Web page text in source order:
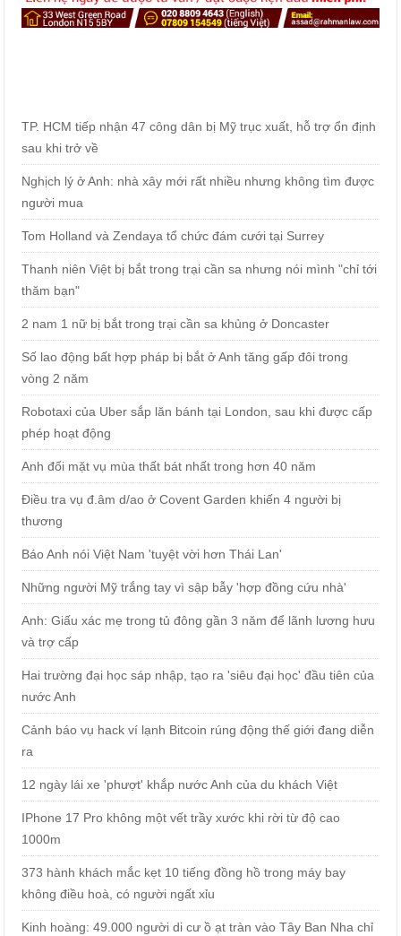
TP. HCM tiếp nhận 47 công dân bị Mỹ trục xuất, hỗ trợ ổn định
sau khi trở về
Nghịch lý ở Anh: nhà xây mới rất nhiều nhưng không tìm được
người mua
Tom Holland và Zendaya tổ chức đám cưới tại Surrey
Thanh niên Việt bị bắt trong trại cần sa nhưng nói mình "chỉ tới
thăm bạn"
2 nam 1 nữ bị bắt trong trại cần sa khủng ở Doncaster
Số lao động bất hợp pháp bị bắt ở Anh tăng gấp đôi trong
vòng 2 năm
Robotaxi của Uber sắp lăn bánh tại London, sau khi được cấp
phép hoạt động
Anh đối mặt vụ mùa thất bát nhất trong hơn 40 năm
Điều tra vụ đ.âm d/ao ở Covent Garden khiến 4 người bị
thương
Báo Anh nói Việt Nam 'tuyệt vời hơn Thái Lan'
Những người Mỹ trắng tay vì sập bẫy 'hợp đồng cứu nhà'
Anh: Giấu xác mẹ trong tủ đông gần 3 năm để lãnh lương hưu
và trợ cấp
Hai trường đại học sáp nhập, tạo ra 'siêu đại học' đầu tiên của
nước Anh
Cảnh báo vụ hack ví lạnh Bitcoin rúng động thế giới đang diễn
ra
12 ngày lái xe 'phượt' khắp nước Anh của du khách Việt
IPhone 17 Pro không một vết trầy xước khi rời từ độ cao
1000m
373 hành khách mắc kẹt 10 tiếng đồng hồ trong máy bay
không điều hoà, có người ngất xỉu
Kinh hoàng: 49.000 người di cư ồ ạt tràn vào Tây Ban Nha chỉ